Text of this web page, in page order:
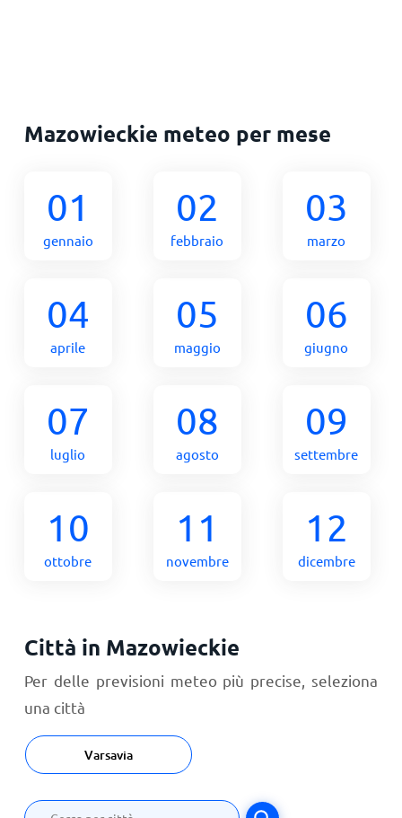
Mazowieckie meteo per mese
01
gennaio
02
febbraio
03
marzo
04
aprile
05
maggio
06
giugno
07
luglio
08
agosto
09
settembre
10
ottobre
11
novembre
12
dicembre
Città in Mazowieckie
Per delle previsioni meteo più precise, seleziona
una città
Varsavia